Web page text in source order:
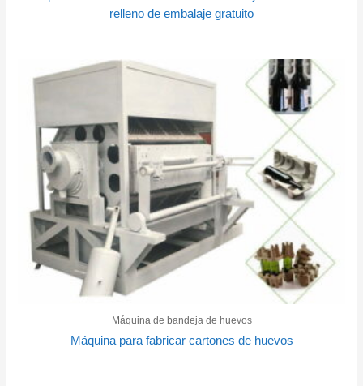
relleno de embalaje gratuito
Máquina de bandeja de huevos
Máquina para fabricar cartones de huevos